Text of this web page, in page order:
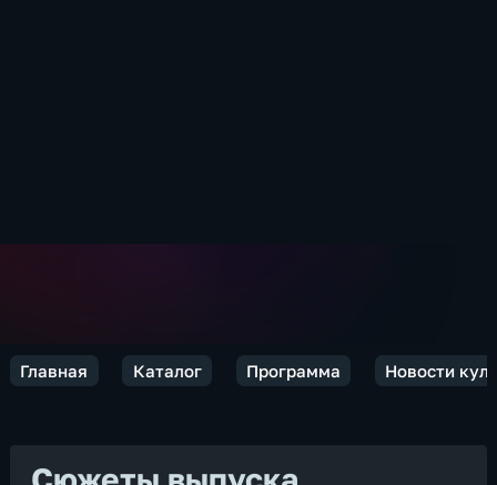
Главная Каталог Программа Новости